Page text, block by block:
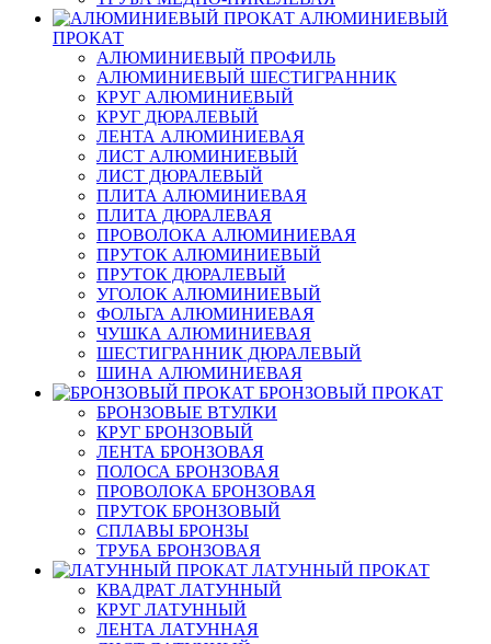
АЛЮМИНИЕВЫЙ
ПРОКАТ
АЛЮМИНИЕВЫЙ ПРОФИЛЬ
АЛЮМИНИЕВЫЙ ШЕСТИГРАННИК
КРУГ АЛЮМИНИЕВЫЙ
КРУГ ДЮРАЛЕВЫЙ
ЛЕНТА АЛЮМИНИЕВАЯ
ЛИСТ АЛЮМИНИЕВЫЙ
ЛИСТ ДЮРАЛЕВЫЙ
ПЛИТА АЛЮМИНИЕВАЯ
ПЛИТА ДЮРАЛЕВАЯ
ПРОВОЛОКА АЛЮМИНИЕВАЯ
ПРУТОК АЛЮМИНИЕВЫЙ
ПРУТОК ДЮРАЛЕВЫЙ
УГОЛОК АЛЮМИНИЕВЫЙ
ФОЛЬГА АЛЮМИНИЕВАЯ
ЧУШКА АЛЮМИНИЕВАЯ
ШЕСТИГРАННИК ДЮРАЛЕВЫЙ
ШИНА АЛЮМИНИЕВАЯ
БРОНЗОВЫЙ ПРОКАТ
БРОНЗОВЫЕ ВТУЛКИ
КРУГ БРОНЗОВЫЙ
ЛЕНТА БРОНЗОВАЯ
ПОЛОСА БРОНЗОВАЯ
ПРОВОЛОКА БРОНЗОВАЯ
ПРУТОК БРОНЗОВЫЙ
СПЛАВЫ БРОНЗЫ
ТРУБА БРОНЗОВАЯ
ЛАТУННЫЙ ПРОКАТ
КВАДРАТ ЛАТУННЫЙ
КРУГ ЛАТУННЫЙ
ЛЕНТА ЛАТУННАЯ